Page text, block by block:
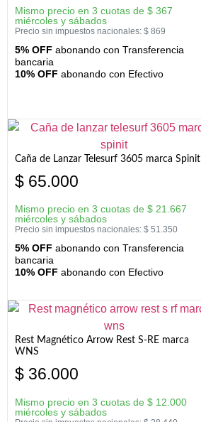
Mismo precio en 3 cuotas de $ 367
miércoles y sábados
Precio sin impuestos nacionales: $ 869
5% OFF abonando con Transferencia
bancaria
10% OFF abonando con Efectivo
Caña de Lanzar Telesurf 3605 marca Spinit
$ 65.000
Mismo precio en 3 cuotas de $ 21.667
miércoles y sábados
Precio sin impuestos nacionales: $ 51.350
5% OFF abonando con Transferencia
bancaria
10% OFF abonando con Efectivo
Rest Magnético Arrow Rest S-RE marca
WNS
$ 36.000
Mismo precio en 3 cuotas de $ 12.000
miércoles y sábados